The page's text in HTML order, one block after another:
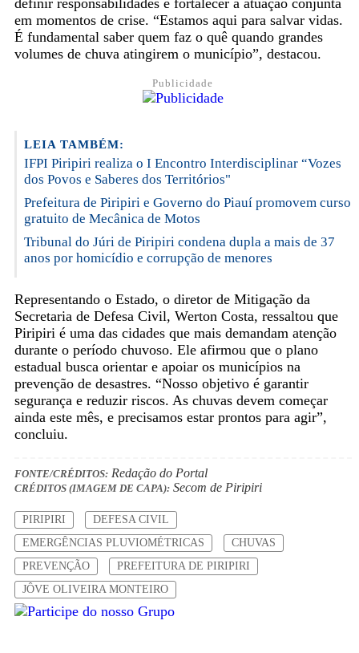
definir responsabilidades e fortalecer a atuação conjunta
em momentos de crise. “Estamos aqui para salvar vidas.
É fundamental saber quem faz o quê quando grandes
volumes de chuva atingirem o município”, destacou.
Publicidade
LEIA TAMBÉM:
IFPI Piripiri realiza o I Encontro Interdisciplinar “Vozes
dos Povos e Saberes dos Territórios"
Prefeitura de Piripiri e Governo do Piauí promovem curso
gratuito de Mecânica de Motos
Tribunal do Júri de Piripiri condena dupla a mais de 37
anos por homicídio e corrupção de menores
Representando o Estado, o diretor de Mitigação da
Secretaria de Defesa Civil, Werton Costa, ressaltou que
Piripiri é uma das cidades que mais demandam atenção
durante o período chuvoso. Ele afirmou que o plano
estadual busca orientar e apoiar os municípios na
prevenção de desastres. “Nosso objetivo é garantir
segurança e reduzir riscos. As chuvas devem começar
ainda este mês, e precisamos estar prontos para agir”,
concluiu.
FONTE/CRÉDITOS:Redação do Portal
CRÉDITOS (IMAGEM DE CAPA):Secom de Piripiri
PIRIPIRI
DEFESA CIVIL
EMERGÊNCIAS PLUVIOMÉTRICAS
CHUVAS
PREVENÇÃO
PREFEITURA DE PIRIPIRI
JÔVE OLIVEIRA MONTEIRO